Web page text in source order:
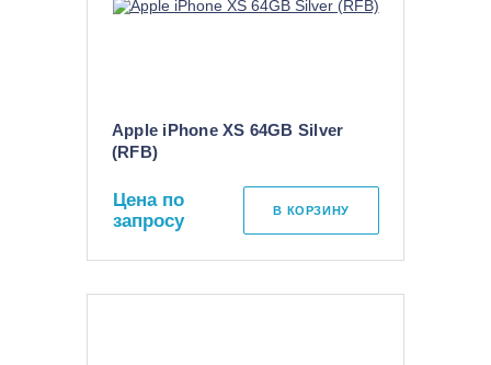
Apple iPhone XS 64GB Silver
(RFB)
Цена по
запросу
В КОРЗИНУ